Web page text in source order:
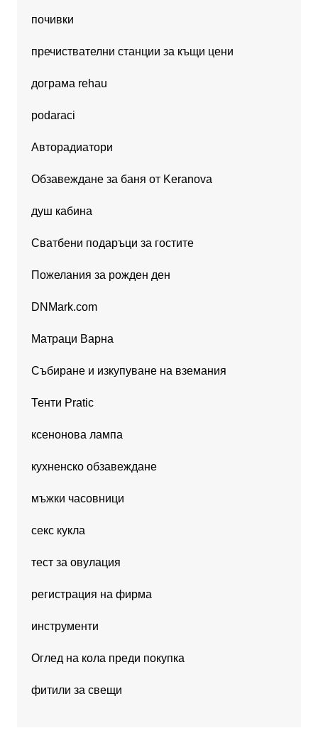
почивки
пречиствателни станции за къщи цени
дограма rehau
podaraci
Авторадиатори
Обзавеждане за баня от Keranova
душ кабина
Сватбени подаръци за гостите
Пожелания за рожден ден
DNMark.com
Матраци Варна
Събиране и изкупуване на вземания
Тенти Pratic
ксенонова лампа
кухненско обзавеждане
мъжки часовници
секс кукла
тест за овулация
регистрация на фирма
инструменти
Оглед на кола преди покупка
фитили за свещи